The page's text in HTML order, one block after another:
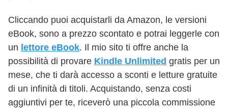
Cliccando puoi acquistarli da Amazon, le versioni
eBook, sono a prezzo scontato e potrai leggerle con
un lettore eBook. Il mio sito ti offre anche la
possibilità di provare Kindle Unlimited gratis per un
mese, che ti darà accesso a sconti e letture gratuite
di un infinità di titoli. Acquistando, senza costi
aggiuntivi per te, riceverò una piccola commissione